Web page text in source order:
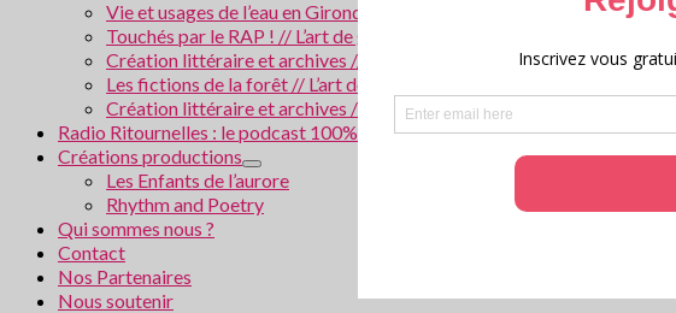
Vie et usages de l’eau en Gironde // Création littéraire et archives
Touchés par le RAP ! // L’art de grandir 2024
Création littéraire et archives // Villes en Gironde au Moyen-Âge
Les fictions de la forêt // L’art de grandir 2023
Création littéraire et archives / La police scientifique 2023
Radio Ritournelles : le podcast 100% littéraire
Créations productions
Les Enfants de l’aurore
Rhythm and Poetry
Qui sommes nous ?
Contact
Nos Partenaires
Nous soutenir